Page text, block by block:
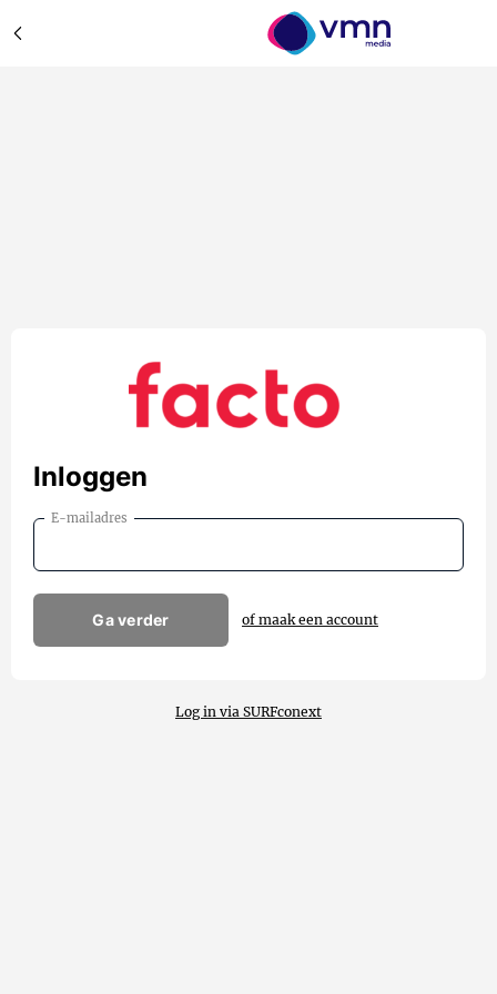
Inloggen
E-mailadres
Ga verder of maak een account
Log in via SURFconext